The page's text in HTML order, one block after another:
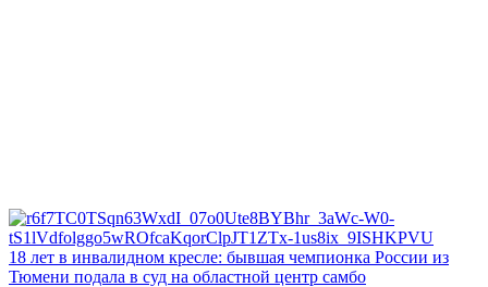
18 лет в инвалидном кресле: бывшая чемпионка России из
Тюмени подала в суд на областной центр самбо